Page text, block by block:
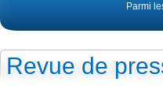
Parmi
Revue de